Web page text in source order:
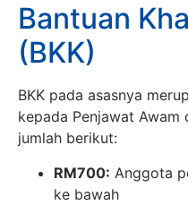
Bantuan
(BKK)
BKK pada asasnya
kepada Penjawat Awam
jumlah berikut:
RM700: Anggota
ke bawah